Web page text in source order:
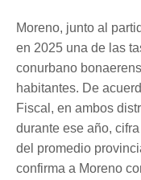
Moreno, junto al
en 2025 una de las
conurbano
habitantes. De
Fiscal, en ambos
durante ese año,
del promedio
confirma a Moreno